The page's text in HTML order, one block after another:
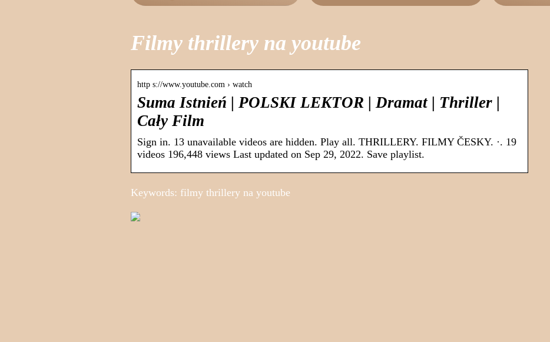
Filmy thrillery na youtube
http s://www.youtube.com › watch
Suma Istnień | POLSKI LEKTOR | Dramat | Thriller |
Cały Film
Sign in. 13 unavailable videos are hidden. Play all. THRILLERY. FILMY ČESKY. ·. 19
videos 196,448 views Last updated on Sep 29, 2022. Save playlist.
Keywords: filmy thrillery na youtube